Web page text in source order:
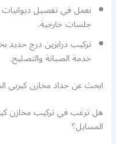
نعمل في تفصيل
جلسات خارجية.
تركيب درابزين درج حديد
خدمة الصيانة والتصليح.
ابحث عن حداد مخازن كيربي
هل ترغب في تركيب مخازن
المسايل؟